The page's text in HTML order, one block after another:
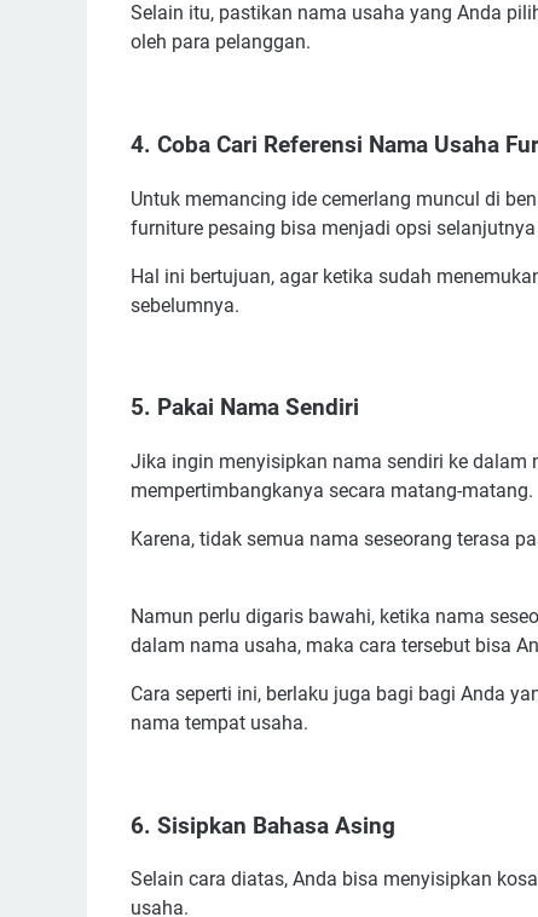
Selain itu, pastikan nama usaha yang Anda
oleh para pelanggan.
4. Coba Cari Referensi Nama Usaha
Untuk memancing ide cemerlang muncul di
furniture pesaing bisa menjadi opsi
Hal ini bertujuan, agar ketika sudah
sebelumnya.
5. Pakai Nama Sendiri
Jika ingin menyisipkan nama sendiri ke
mempertimbangkanya secara matang-matang.
Karena, tidak semua nama seseorang terasa
Namun perlu digaris bawahi, ketika nama
dalam nama usaha, maka cara tersebut bisa
Cara seperti ini, berlaku juga bagi bagi Anda
nama tempat usaha.
6. Sisipkan Bahasa Asing
Selain cara diatas, Anda bisa menyisipkan
usaha.